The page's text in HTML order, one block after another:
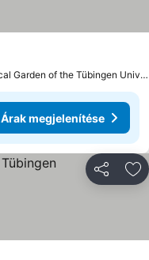
6.8 km-re innen: Botanical Garden of the Tübingen University
Árak megjelenítése